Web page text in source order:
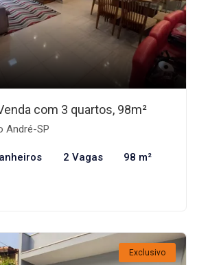
com 3 quartos, 98m²
André-SP
2 Vagas 98 m²
Exclusivo